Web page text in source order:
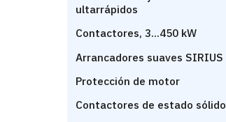
ultarrápidos
Contactores, 3...450 kW
Arrancadores suaves SIRIUS
Protección de motor
Contactores de estado sólido